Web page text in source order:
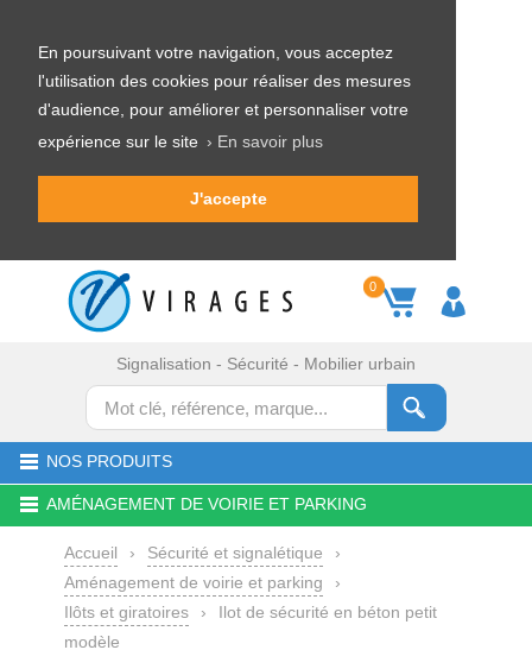
En poursuivant votre navigation, vous acceptez
l'utilisation des cookies pour réaliser des mesures
d'audience, pour améliorer et personnaliser votre
expérience sur le site › En savoir plus
J'accepte
0
Signalisation - Sécurité - Mobilier urbain
NOS PRODUITS
AMÉNAGEMENT DE VOIRIE ET PARKING
Accueil › Sécurité et signalétique
›
Aménagement de voirie et parking
›
Ilôts et giratoires
›
Ilot de sécurité en béton petit
modèle